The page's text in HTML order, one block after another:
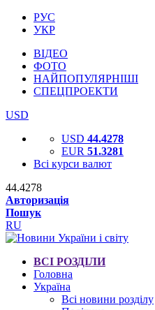
РУС
УКР
ВІДЕО
ФОТО
НАЙПОПУЛЯРНІШІ
СПЕЦПРОЕКТИ
USD
USD 44.4278
EUR 51.3281
Всі курси валют
44.4278
Авторизація
Пошук
RU
ВСІ РОЗДІЛИ
Головна
Україна
Всі новини розділу